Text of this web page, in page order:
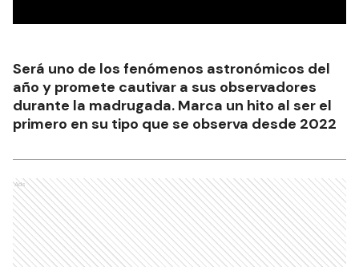
Será uno de los fenómenos astronómicos del
año y promete cautivar a sus observadores
durante la madrugada. Marca un hito al ser el
primero en su tipo que se observa desde 2022
Ads